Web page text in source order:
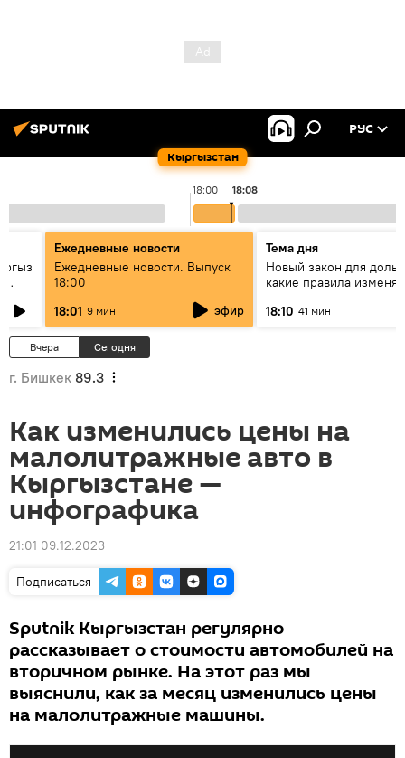
Кыргызстан
РУС
18:00 18:08
Ежедневные новости
Ежедневные новости. Выпуск
18:00
18:01 9 мин эфир
Тема дня
Новый закон для
какие правила
18:10 41 мин
Вчера Сегодня
г. Бишкек 89.3
Как изменились цены на
малолитражные авто в
Кыргызстане —
инфографика
21:01 09.12.2023
Подписаться
Sputnik Кыргызстан регулярно
рассказывает о стоимости автомобилей на
вторичном рынке. На этот раз мы
выяснили, как за месяц изменились цены
на малолитражные машины.